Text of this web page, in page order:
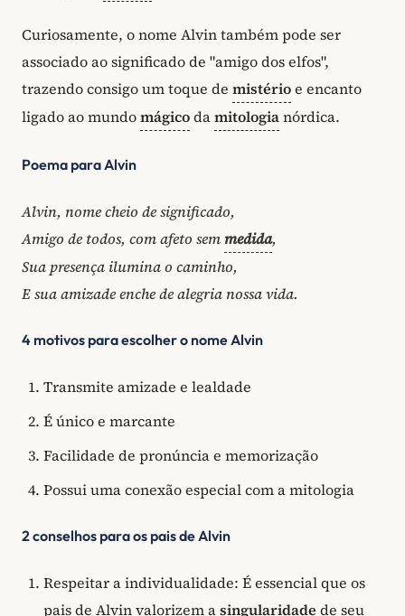
Curiosamente, o nome Alvin também pode ser
associado ao significado de "amigo dos elfos",
trazendo consigo um toque de mistérioe encanto
ligado ao mundomágicodamitologianórdica.
Poema para Alvin
Alvin, nome cheio de significado,
Amigo de todos, com afeto sem medida,
Sua presença ilumina o caminho,
E sua amizade enche de alegria nossa vida.
4 motivos para escolher o nome Alvin
Transmite amizade e lealdade
É único e marcante
Facilidade de pronúncia e memorização
Possui uma conexão especial com a mitologia
2 conselhos para os pais de Alvin
Respeitar a individualidade: É essencial que os
pais de Alvin valorizem asingularidade de seu